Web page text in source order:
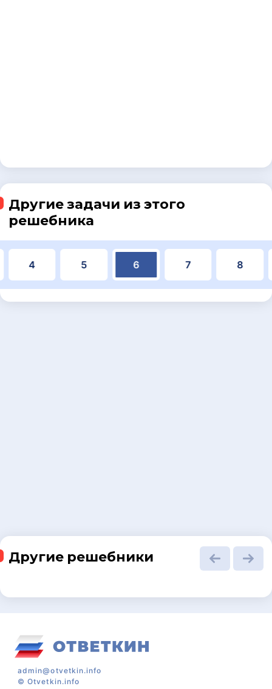
Другие задачи из этого
решебника
4 5 6 7 8
Другие решебники
admin@otvetkin.info
©Otvetkin.info